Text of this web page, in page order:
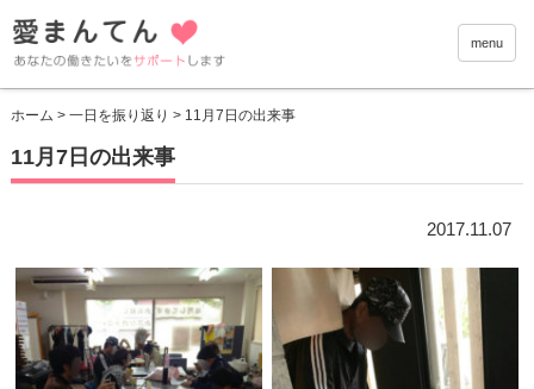
愛まん
menu
ホーム > 一日を振り返り > 11月7日の出来事
11月7日の出来事
2017.11.07